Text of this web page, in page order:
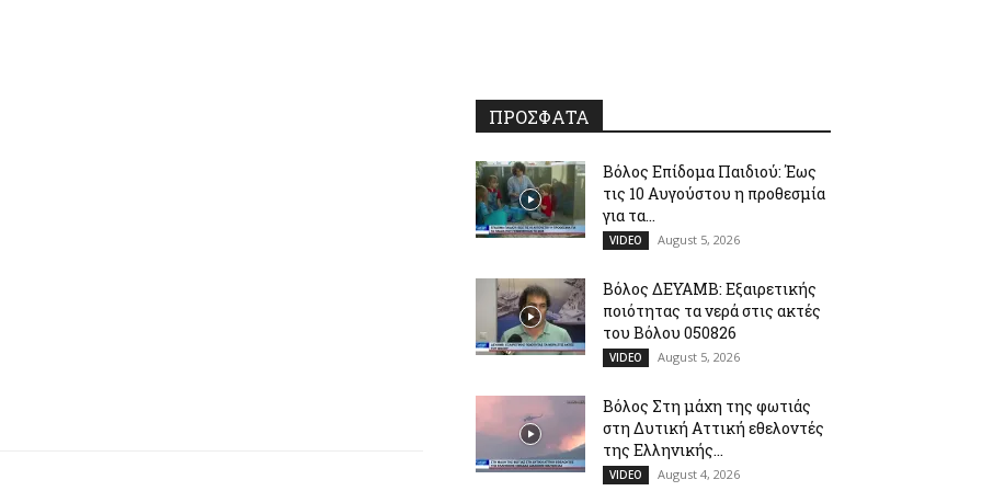
ΠΡΟΣΦΑΤΑ
Βόλος Επίδομα Παιδιού: Έως
τις 10 Αυγούστου η προθεσμία
για τα...
VIDEO August 5, 2026
Βόλος ΔΕΥΑΜΒ: Εξαιρετικής
ποιότητας τα νερά στις ακτές
του Βόλου 050826
VIDEO August 5, 2026
Βόλος Στη μάχη της φωτιάς
στη Δυτική Αττική εθελοντές
της Ελληνικής...
VIDEO August 4, 2026